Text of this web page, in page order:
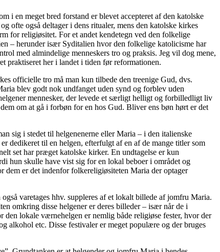
i en meget bred forstand er blevet accepteret af den katolske
ofte også deltager i dens ritualer, mens den katolske kirkes
for religiøsitet. For et andet kendetegn ved den folkelige
– herunder især Syditalien hvor den folkelige katolicisme har
med almindelige menneskers tro og praksis. Jeg vil dog mene,
praktiseret her i landet i tiden før reformationen.
officielle tro må man kun tilbede den treenige Gud, dvs.
blev godt nok undfanget uden synd og forblev uden
mennesker, der levede et særligt helligt og forbilledligt liv
om at gå i forbøn for en hos Gud. Bliver ens bøn hørt er det
sig i stedet til helgenenerne eller Maria – i den italienske
dedikeret til en helgen, efterfulgt af en af de mange titler som
set har præget katolske kirker. En undtagelse er kun
hun skulle have vist sig for en lokal beboer i området og
er det indenfor folkereligiøsiteten Maria der optager
varetages hhv. suppleres af et lokalt billede af jomfru Maria.
omkring disse helgener er deres billeder – især når de i
lokale værnehelgen er nemlig både religiøse fester, hvor der
alkohol etc. Disse festivaler er meget populære og der bruges